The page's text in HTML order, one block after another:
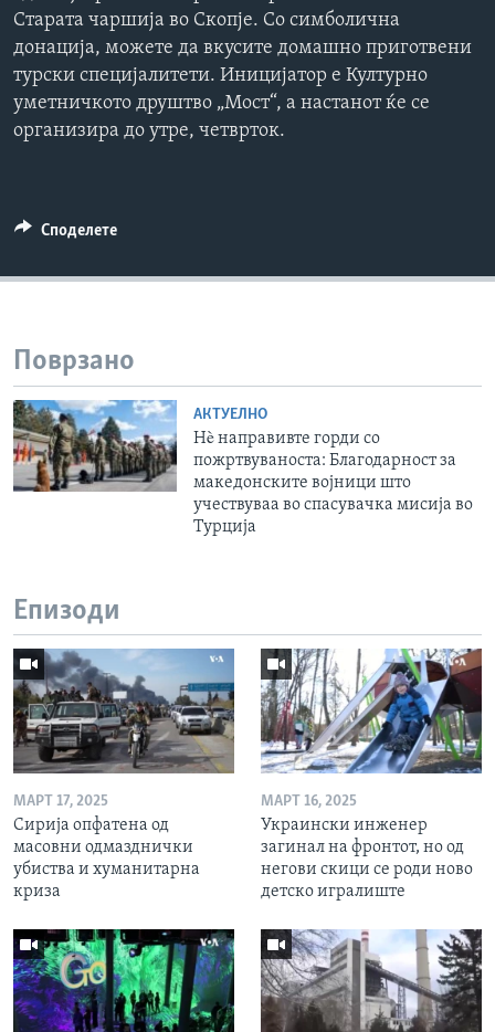
Старата чаршија во Скопје. Со симболична
донација, можете да вкусите домашно приготвени
турски специјалитети. Иницијатор е Културно
уметничкото друштво „Мост“, а настанот ќе се
организира до утре, четврток.
Споделете
Поврзано
АКТУЕЛНО
Нè направивте горди со
пожртвуваноста: Благодарност за
македонските војници што
учествуваа во спасувачка мисија во
Турција
Епизоди
МАРТ 17, 2025
Сирија опфатена од
масовни одмазднички
убиства и хуманитарна
криза
МАРТ 16, 2025
Украински инженер
загинал на фронтот, но од
негови скици се роди ново
детско игралиште